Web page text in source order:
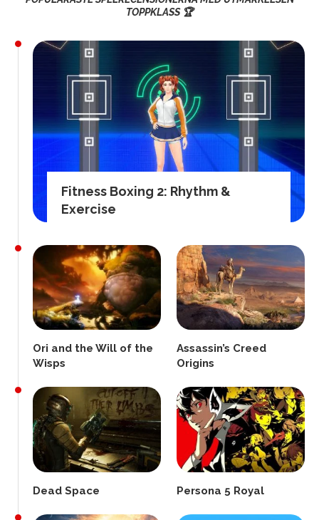
TOPPKLASS 🏆
Fitness Boxing 2: Rhythm &
Exercise
Ori and the Will of the
Wisps
Assassin’s Creed
Origins
Dead Space Persona 5 Royal